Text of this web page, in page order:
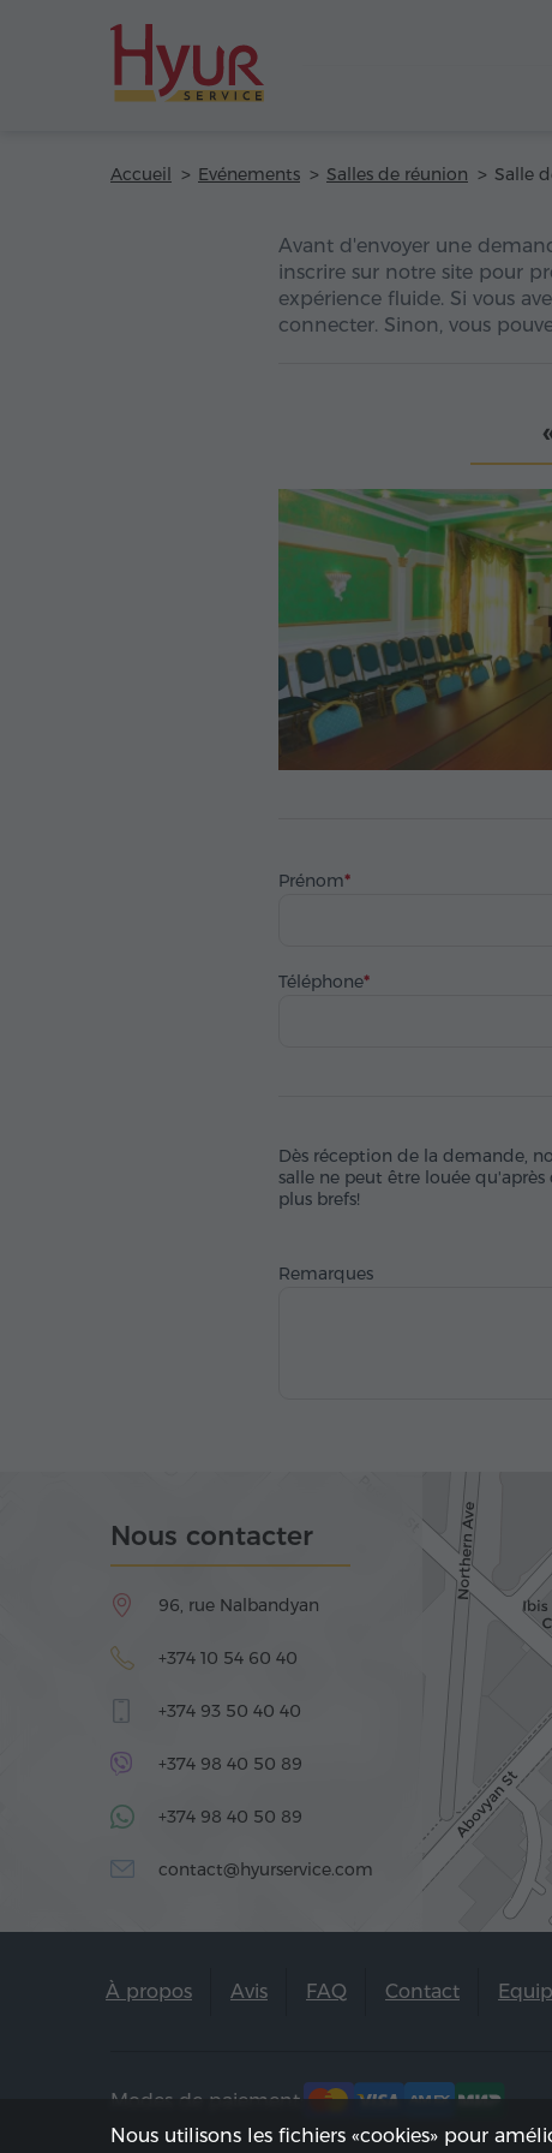
Accueil Evénements Salles de réunion
Avant d'envoyer une
inscrire sur notre site pour
expérience fluide. Si vous
connecter. Sinon, vous
Prénom
Téléphone
Dès réception de la demande,
salle ne peut être louée
plus brefs!
Remarques
Nous contacter
96, rue Nalbandyan
+374 10 54 60 40
+374 93 50 40 40
+374 98 40 50 89
+374 98 40 50 89
contact@hyurservice.com
À propos Avis FAQ Contact
Modes de paiement:
Nous utilisons les fichiers «cookies» pour